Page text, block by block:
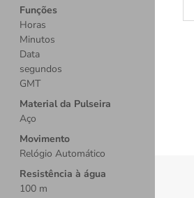
Funções
Horas
Minutos
Data
segundos
GMT
Material da Pulseira
Aço
Movimento
Relógio Automático
Resistência à água
100 m